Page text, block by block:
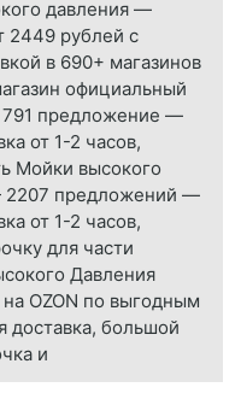
давления —
2449 рублей с
в 690+ магазинов
официальный
791 предложение —
от 1-2 часов,
Мойки высокого
2207 предложений —
от 1-2 часов,
для части
Давления
OZON по выгодным
доставка, большой
и